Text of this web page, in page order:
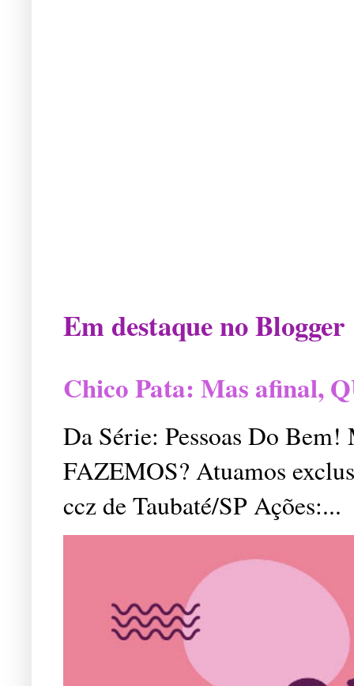
Em destaque no Blogger
Chico Pata: Mas afinal,
Da Série: Pessoas Do
FAZEMOS? Atuamos
ccz de Taubaté/SP Ações:...